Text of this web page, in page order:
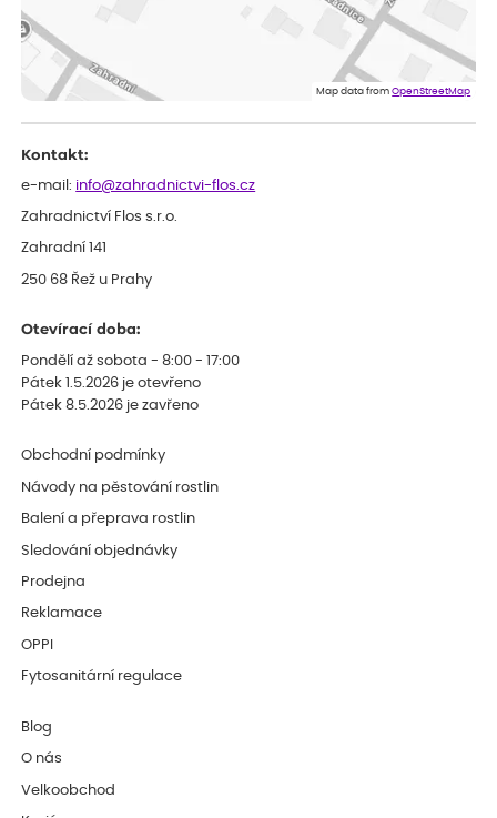
Zuzana
Spokojenost s dodáním kvalitních rostlin
Map data fromOpenStreetMap
Kontakt:
e-mail: info@zahradnictvi-flos.cz
Zahradnictví Flos s.r.o.
Zahradní 141
250 68 Řež u Prahy
Otevírací doba:
Pondělí až sobota - 8:00 - 17:00
Pátek 1.5.2026 je otevřeno
Pátek 8.5.2026 je zavřeno
Obchodní podmínky
Návody na pěstování rostlin
Balení a přeprava rostlin
Sledování objednávky
Prodejna
Reklamace
OPPI
Fytosanitární regulace
Blog
O nás
Velkoobchod